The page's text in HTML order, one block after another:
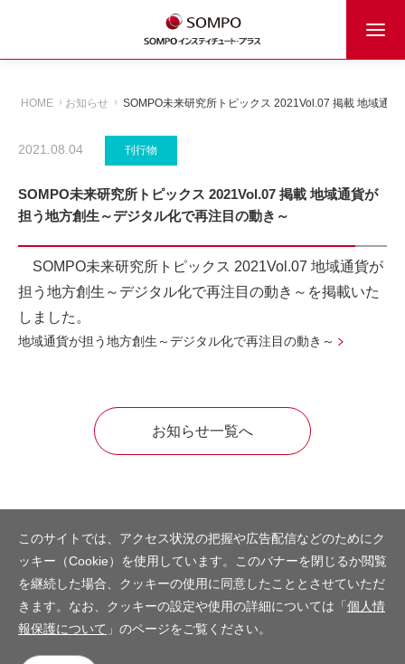
HOME お知らせ SOMPO未来研究所トピックス 2021Vol.07 掲載 地域通
2021.08.04 刊行物
SOMPO未来研究所トピックス 2021Vol.07 掲載 地域通貨が
担う地方創生～デジタル化で再注目の動き～
SOMPO未来研究所トピックス 2021Vol.07 地域通貨が
担う地方創生～デジタル化で再注目の動き～を掲載いた
しました。
地域通貨が担う地方創生～デジタル化で再注目の動き～
お知らせ一覧へ
このサイトでは、アクセス状況の把握や広告配信などのためにク
ッキー（Cookie）を使用しています。このバナーを閉じるか閲覧
を継続した場合、クッキーの使用に同意したこととさせていただ
きます。なお、クッキーの設定や使用の詳細については「個人情
報保護について 」のページをご覧ください。